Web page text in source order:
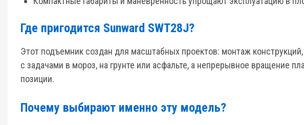
Где пригодится Sunward SWT28J?
Этот подъемник создан для масштабных проектов: монтаж
с задачами в мороз, на грунте или асфальте, а непрерывное вращение
позиции.
Почему выбирают именно эту модель?